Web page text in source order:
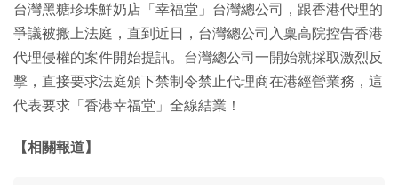
台灣黑糖珍珠鮮奶店「幸福堂」台灣總公司，跟香港代理的
爭議被搬上法庭，直到近日，台灣總公司入稟高院控告香港
代理侵權的案件開始提訊。台灣總公司一開始就採取激烈反
擊，直接要求法庭頒下禁制令禁止代理商在港經營業務，這
代表要求「香港幸福堂」全線結業！
【相關報道】